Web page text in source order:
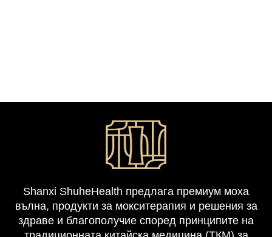
Shanxi ShuheHealth предлага премиум моxa
вълна, продукти за мокситерапия и решения за
здраве и благополучие според принципите на